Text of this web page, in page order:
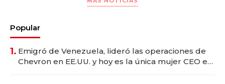
Popular
1. Emigró de Venezuela, lideró las operaciones de
Chevron en EE.UU. y hoy es la única mujer CEO en